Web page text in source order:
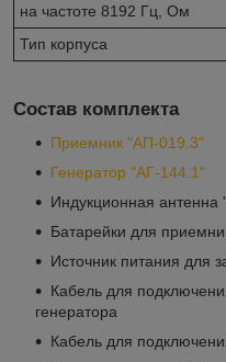
на частоте 8192 Гц, Ом
Тип корпуса
Состав комплекта
Приемник "АП-019.3"
Генератор "АГ-144.1"
Индукционная
Батарейки для
Источник питания для
Кабель для
генератора
Кабель для